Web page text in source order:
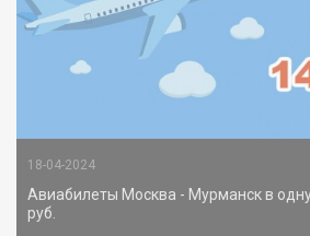
18-04-2024
Авиабилеты Москва - Мурманск в
руб.